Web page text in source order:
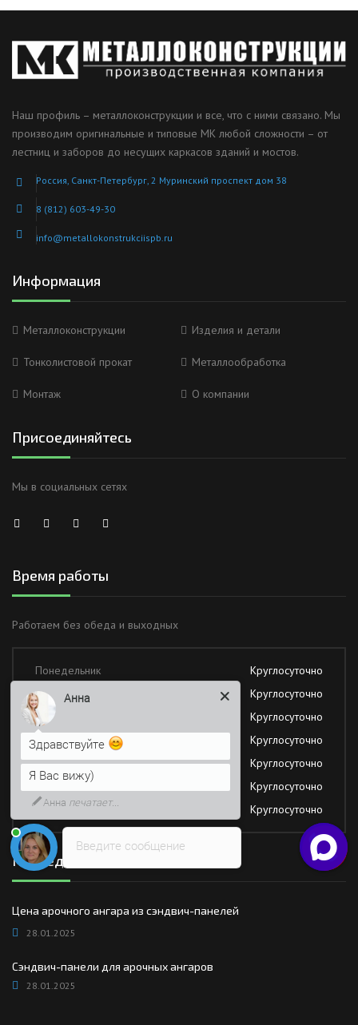
Наш профиль – металлоконструкции и все, что с ними связано. Мы
производим оригинальные и типовые МК любой сложности – от
лестниц и заборов до несущих каркасов зданий и мостов.
Россия, Санкт-Петербург, 2 Муринский проспект дом 38
8 (812) 603-49-30
info@metallokonstrukciispb.ru
Информация
Металлоконструкции Изделия и детали
Тонколистовой прокат Металлообработка
Монтаж О компании
Присоединяйтесь
Мы в социальных сетях
Время работы
Работаем без обеда и выходных
Понедельник
Круглосуточно
Вторник
Круглосуточно
Среда
Круглосуточно
Четверг
Круглосуточно
Пятница
Круглосуточно
Круглосуточно
Воскресение
Круглосуточно
Последние новости
Цена арочного ангара из сэндвич-панелей
28.01.2025
Сэндвич-панели для арочных ангаров
28.01.2025
Введите сообщение
Здравствуйте
Я Вас вижу)
Напишите сюда свой вопрос.
Возможно, его решение будет
быстрее